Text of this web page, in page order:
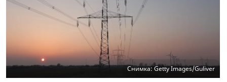
Снимка: Getty Images/Guliver